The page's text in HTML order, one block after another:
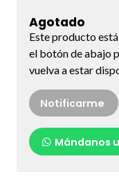
Agotado
Este producto
el botón de abajo
vuelva a estar
Notificarme
Mándanos